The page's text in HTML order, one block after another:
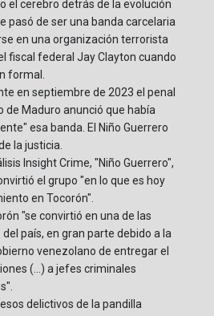
el cerebro detrás de la evolución
pasó de ser una banda carcelaria
en una organización terrorista
fiscal federal Jay Clayton cuando
formal.
en septiembre de 2023 el penal
de Maduro anunció que había
esa banda. El Niño Guerrero
la justicia.
Insight Crime, "Niño Guerrero",
el grupo "en lo que es hoy
en Tocorón".
"se convirtió en una de las
país, en gran parte debido a la
venezolano de entregar el
(...) a jefes criminales
delictivos de la pandilla